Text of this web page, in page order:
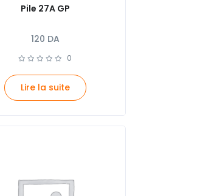
Pile 27A GP
120 DA
0
Lire la suite